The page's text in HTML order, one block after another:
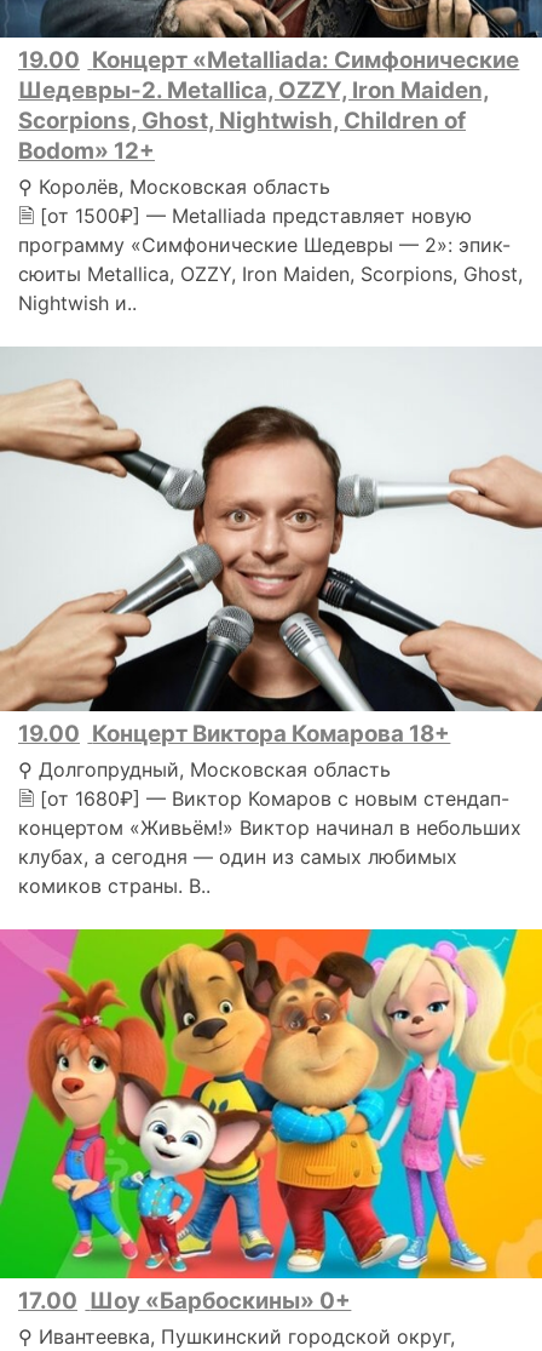
19.00 Концерт «Metalliada: Симфонические
Шедевры-2. Metallica, OZZY, Iron Maiden,
Scorpions, Ghost, Nightwish, Children of
Bodom» 12+
⚲ Королёв, Московская область
🗎 [от 1500₽] — Metalliada представляет новую
программу «Симфонические Шедевры — 2»: эпик-
сюиты Metallica, OZZY, Iron Maiden, Scorpions, Ghost,
Nightwish и..
19.00 Концерт Виктора Комарова 18+
⚲ Долгопрудный, Московская область
🗎 [от 1680₽] — Виктор Комаров с новым стендап-
концертом «Живьём!» Виктор начинал в небольших
клубах, а сегодня — один из самых любимых
комиков страны. В..
17.00 Шоу «Барбоскины» 0+
⚲ Ивантеевка, Пушкинский городской округ,